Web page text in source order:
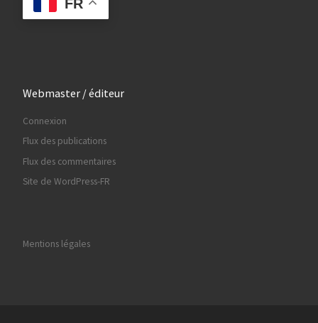
FR
Webmaster / éditeur
Connexion
Flux des publications
Flux des commentaires
Site de WordPress-FR
Mentions légales